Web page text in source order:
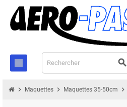
view_headline search
chevron_right Maquettes chevron_right Maquettes 35-50cm chevron_right